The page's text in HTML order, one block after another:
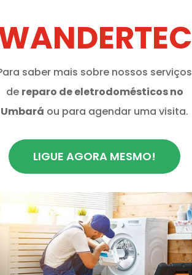
saber mais sobre nossos serviços
de reparo de eletrodomésticos no
Umbará ou para agendar uma visita.
LIGUE AGORA MESMO!